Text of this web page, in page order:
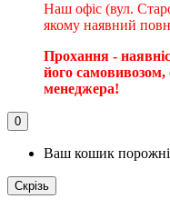
Наш офіс (вул.
якому наявний
Прохання -
його самовивозом,
менеджера!
0
Ваш кошик
Скрізь